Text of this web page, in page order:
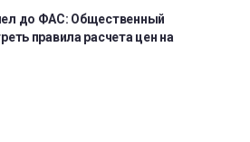
до ФАС: Общественный
правила расчета цен на